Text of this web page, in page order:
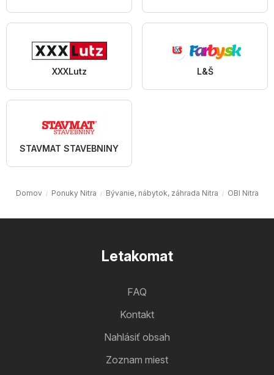
XXXLutz L&Š
STAVMAT STAVEBNINY
Domov Ponuky Nitra Bývanie, nábytok, záhrada Nitra OBI Nitra
Letakomat
FAQ
Kontakt
Nahlásiť obsah
Zoznam miest